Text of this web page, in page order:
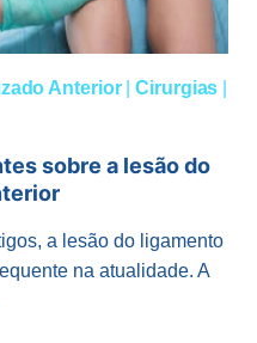
Anterior|Cirurgias
sobre a lesão do
a lesão do ligamento
na atualidade. A